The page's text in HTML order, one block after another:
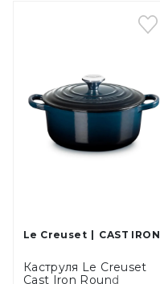
Le Creuset CAST IRON
Каструля Le Creuset
Cast Iron Round